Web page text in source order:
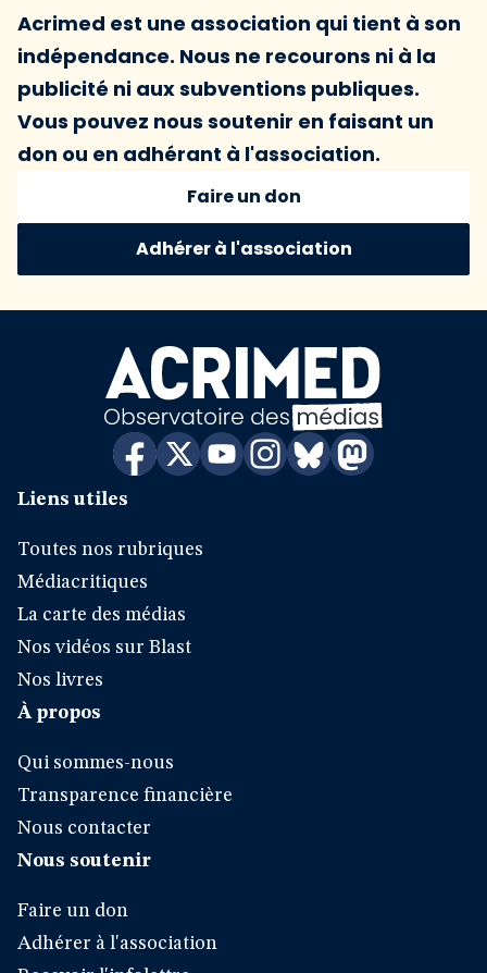
Acrimed est une association qui tient à son
indépendance. Nous ne recourons ni à la
publicité ni aux subventions publiques.
Vous pouvez nous soutenir en faisant un
don ou en adhérant à l'association.
Faire un don
Adhérer à l'association
Liens utiles
Toutes nos rubriques
Médiacritiques
La carte des médias
Nos vidéos sur Blast
Nos livres
À propos
Qui sommes-nous
Transparence financière
Nous contacter
Nous soutenir
Faire un don
Adhérer à l'association